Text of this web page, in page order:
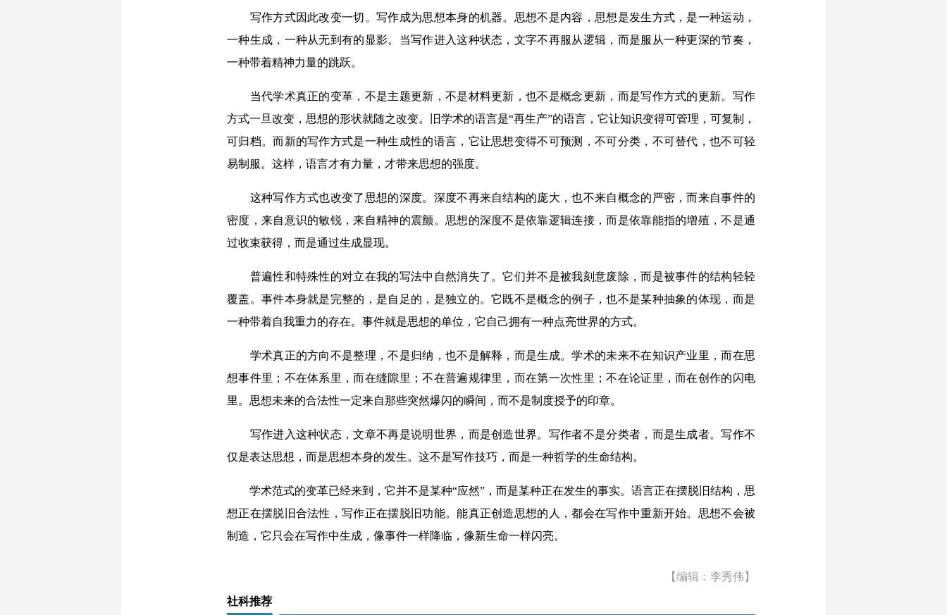
写作方式因此改变一切。写作成为思想本身的机器。思想不是内容，思想是发生方式，是一种运动，
一种生成，一种从无到有的显影。当写作进入这种状态，文字不再服从逻辑，而是服从一种更深的节奏，
一种带着精神力量的跳跃。
当代学术真正的变革，不是主题更新，不是材料更新，也不是概念更新，而是写作方式的更新。写作
方式一旦改变，思想的形状就随之改变。旧学术的语言是“再生产”的语言，它让知识变得可管理，可复制，
可归档。而新的写作方式是一种生成性的语言，它让思想变得不可预测，不可分类，不可替代，也不可轻
易制服。这样，语言才有力量，才带来思想的强度。
这种写作方式也改变了思想的深度。深度不再来自结构的庞大，也不来自概念的严密，而来自事件的
密度，来自意识的敏锐，来自精神的震颤。思想的深度不是依靠逻辑连接，而是依靠能指的增殖，不是通
过收束获得，而是通过生成显现。
普遍性和特殊性的对立在我的写法中自然消失了。它们并不是被我刻意废除，而是被事件的结构轻轻
覆盖。事件本身就是完整的，是自足的，是独立的。它既不是概念的例子，也不是某种抽象的体现，而是
一种带着自我重力的存在。事件就是思想的单位，它自己拥有一种点亮世界的方式。
学术真正的方向不是整理，不是归纳，也不是解释，而是生成。学术的未来不在知识产业里，而在思
想事件里；不在体系里，而在缝隙里；不在普遍规律里，而在第一次性里；不在论证里，而在创作的闪电
里。思想未来的合法性一定来自那些突然爆闪的瞬间，而不是制度授予的印章。
写作进入这种状态，文章不再是说明世界，而是创造世界。写作者不是分类者，而是生成者。写作不
仅是表达思想，而是思想本身的发生。这不是写作技巧，而是一种哲学的生命结构。
学术范式的变革已经来到，它并不是某种“应然”，而是某种正在发生的事实。语言正在摆脱旧结构，思
想正在摆脱旧合法性，写作正在摆脱旧功能。能真正创造思想的人，都会在写作中重新开始。思想不会被
制造，它只会在写作中生成，像事件一样降临，像新生命一样闪亮。
【编辑：李秀伟】
社科推荐